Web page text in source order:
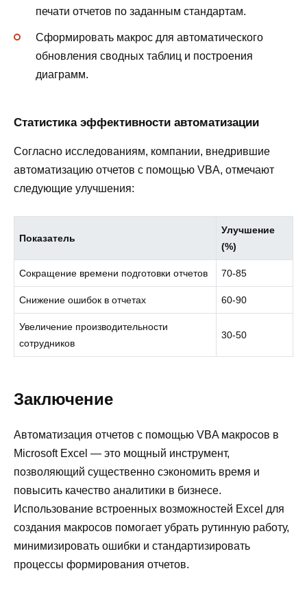
печати отчетов по заданным стандартам.
Сформировать макрос для автоматического
обновления сводных таблиц и построения
диаграмм.
Статистика эффективности автоматизации
Согласно исследованиям, компании, внедрившие
автоматизацию отчетов с помощью VBA, отмечают
следующие улучшения:
Показатель
Улучшение
(%)
Сокращение времени подготовки отчетов 70-85
Снижение ошибок в отчетах 60-90
Увеличение производительности
сотрудников
30-50
Заключение
Автоматизация отчетов с помощью VBA макросов в
Microsoft Excel — это мощный инструмент,
позволяющий существенно сэкономить время и
повысить качество аналитики в бизнесе.
Использование встроенных возможностей Excel для
создания макросов помогает убрать рутинную работу,
минимизировать ошибки и стандартизировать
процессы формирования отчетов.